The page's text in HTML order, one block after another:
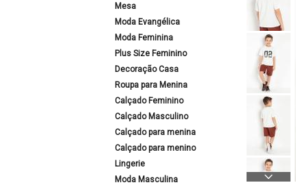
Mesa
Moda Evangélica
Moda Feminina
Plus Size Feminino
Decoração Casa
Roupa para Menina
Calçado Feminino
Calçado Masculino
Calçado para menina
Calçado para menino
Lingerie
Moda Masculina